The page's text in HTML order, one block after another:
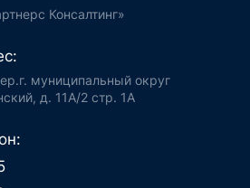
Консалтинг»
муниципальный округ
д. 11А/2 стр. 1А